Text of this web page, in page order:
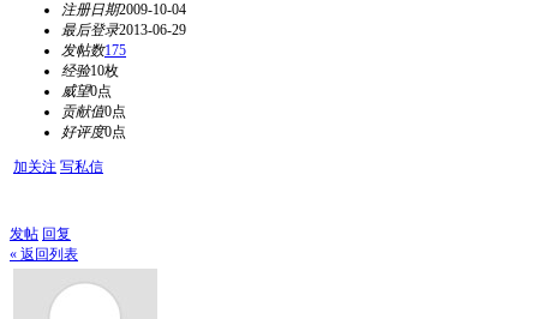
注册日期2009-10-04
最后登录2013-06-29
发帖数175
经验10枚
威望0点
贡献值0点
好评度0点
加关注 写私信
发帖 回复
« 返回列表